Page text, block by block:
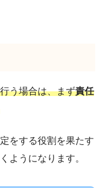
う場合は、まず責任
をする役割を果たす
ようになります。